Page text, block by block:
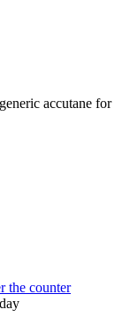
generic accutane for
the counter